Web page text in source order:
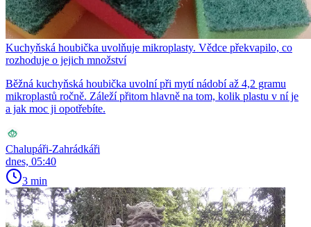
Kuchyňská houbička uvolňuje mikroplasty. Vědce překvapilo, co
rozhoduje o jejich množství
Běžná kuchyňská houbička uvolní při mytí nádobí až 4,2 gramu
mikroplastů ročně. Záleží přitom hlavně na tom, kolik plastu v ní je
a jak moc ji opotřebíte.
Chalupáři-Zahrádkáři
dnes, 05:40
3 min